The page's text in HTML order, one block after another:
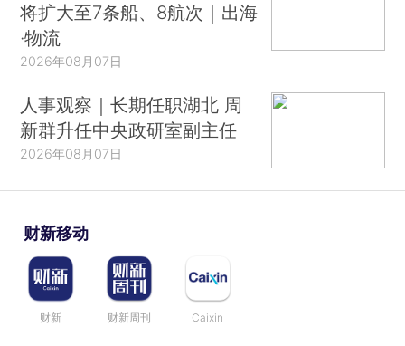
将扩大至7条船、8航次｜出海
·物流
2026年08月07日
人事观察｜长期任职湖北 周
新群升任中央政研室副主任
2026年08月07日
财新移动
财新 财新周刊 Caixin